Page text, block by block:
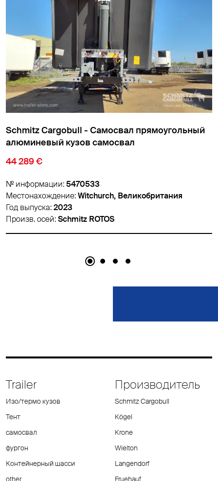
Meierling - Cамосвал прямоугольный
алюминевый кузов самосвал
6 900 €
№ информации:5488786
Местонахождение:Panevėžys, Литва
Год выпуска:
Произв. осей:BPW
Trailer
Изо/термо кузов
Тент
самосвал
фургон
Контейнерный шасси
other
Производитель
Schmitz Cargobull
Kögel
Krone
Wielton
Langendorf
Fruehauf